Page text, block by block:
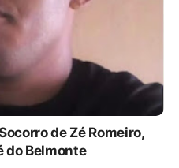
de Zé Romeiro,
do Belmonte